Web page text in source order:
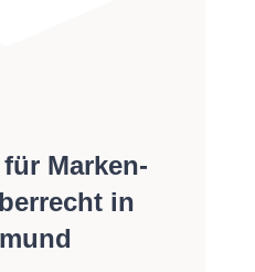
Marken-
in